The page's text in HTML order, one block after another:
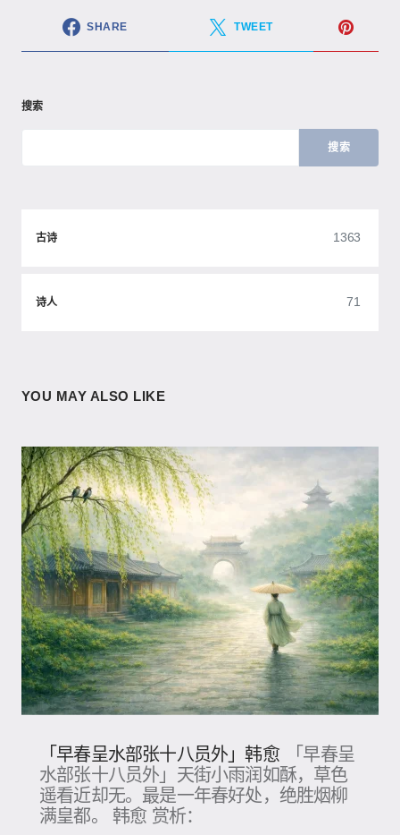
SHARE TWEET
搜索
搜索
古诗 1363
诗人 71
YOU MAY ALSO LIKE
「早春呈水部张十八员外」韩愈
「早春呈
水部张十八员外」天街小雨润如酥，草色
遥看近却无。最是一年春好处，绝胜烟柳
满皇都。 韩愈 赏析：